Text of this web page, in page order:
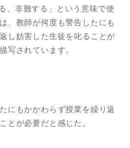
、非難する」という意味で使
、教師が何度も警告したにも
し妨害した生徒を叱ることが
写されています。
にもかかわらず授業を繰り返
とが必要だと感じた。